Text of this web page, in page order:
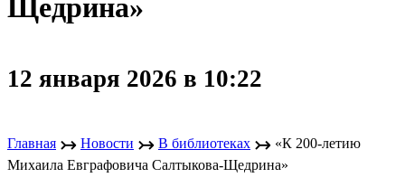
Щедрина»
12 января 2026 в 10:22
Главная ↣ Новости ↣ В библиотеках ↣ «К 200-летию
Михаила Евграфовича Салтыкова-Щедрина»